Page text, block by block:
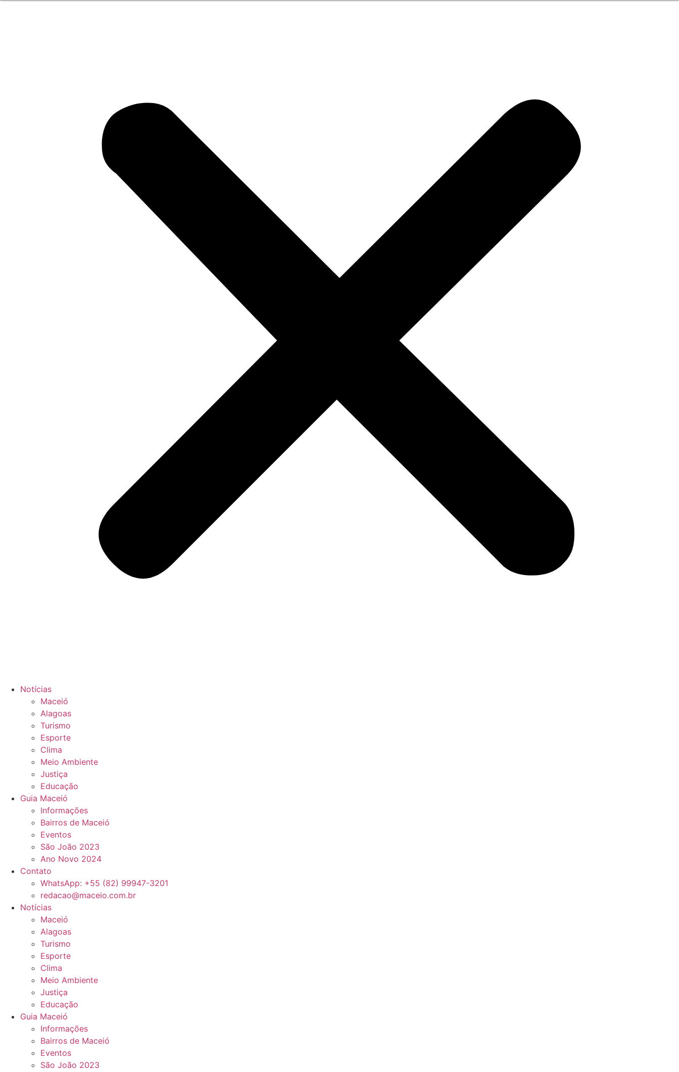
Notícias
Maceió
Alagoas
Turismo
Esporte
Clima
Meio Ambiente
Justiça
Educação
Guia Maceió
Informações
Bairros de Maceió
Eventos
São João 2023
Ano Novo 2024
Contato
WhatsApp: +55 (82) 99947-3201
redacao@maceio.com.br
Notícias
Maceió
Alagoas
Turismo
Esporte
Clima
Meio Ambiente
Justiça
Educação
Guia Maceió
Informações
Bairros de Maceió
Eventos
São João 2023